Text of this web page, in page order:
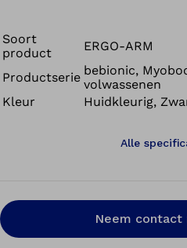
elektroden en van de accu
worden aangesloten. Dit
gevaar van een defect (door
ook voor een meer
Soort
product
ERGO-ARM
Productserie bebionic,
volwassenen
Kleur
Huidkleurig,
Alle
Neem contact